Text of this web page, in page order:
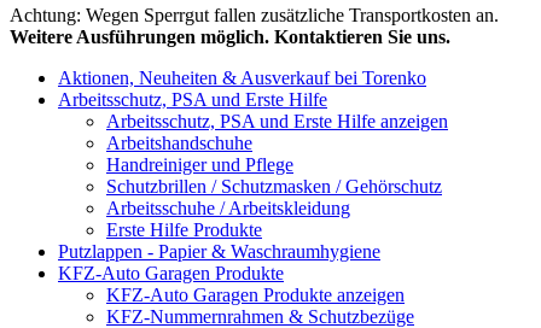
Achtung: Wegen Sperrgut fallen zusätzliche Transportkosten an.
Weitere Ausführungen möglich. Kontaktieren Sie uns.
Aktionen, Neuheiten & Ausverkauf bei Torenko
Arbeitsschutz, PSA und Erste Hilfe
Arbeitsschutz, PSA und Erste Hilfe anzeigen
Arbeitshandschuhe
Handreiniger und Pflege
Schutzbrillen / Schutzmasken / Gehörschutz
Arbeitsschuhe / Arbeitskleidung
Erste Hilfe Produkte
Putzlappen - Papier & Waschraumhygiene
KFZ-Auto Garagen Produkte
KFZ-Auto Garagen Produkte anzeigen
KFZ-Nummernrahmen & Schutzbezüge